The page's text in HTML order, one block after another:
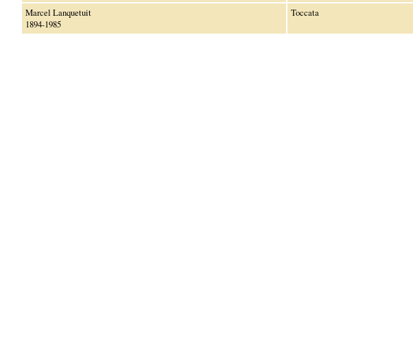
Marcel Lanquetuit
1894-1985
Toccata